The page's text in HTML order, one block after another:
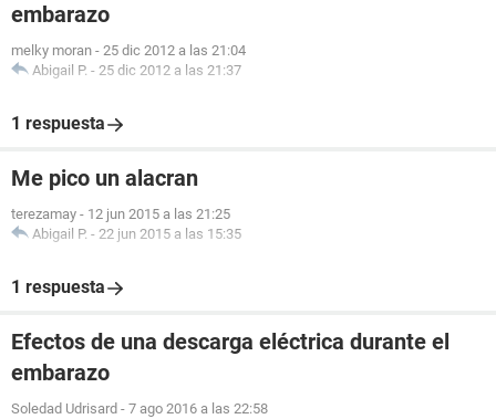
embarazo
melky moran - 25 dic 2012 a las 21:04
Abigail P. - 25 dic 2012 a las 21:37
1 respuesta
Me pico un alacran
terezamay - 12 jun 2015 a las 21:25
Abigail P. - 22 jun 2015 a las 15:35
1 respuesta
Efectos de una descarga eléctrica durante el
embarazo
Soledad Udrisard - 7 ago 2016 a las 22:58